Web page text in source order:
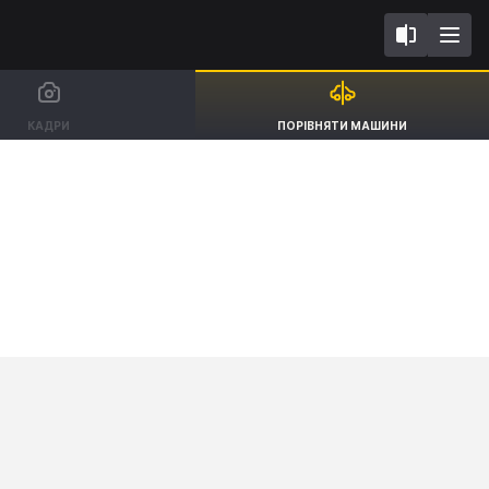
КАДРИ ПОРІВНЯТИ МАШИНИAudi Q7